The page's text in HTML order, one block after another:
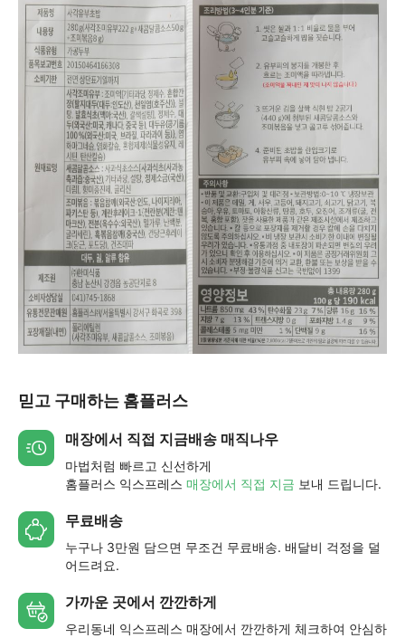
믿고 구매하는 홈플러스
매장에서 직접 지금배송 매직나우
마법처럼 빠르고 신선하게
홈플러스 익스프레스 매장에서 직접 지금 보내 드립니다.
무료배송
누구나 3만원 담으면 무조건 무료배송. 배달비 걱정을 덜
어드려요.
가까운 곳에서 깐깐하게
우리동네 익스프레스 매장에서 깐깐하게 체크하여 안심하